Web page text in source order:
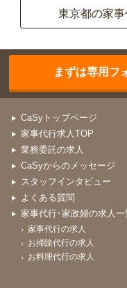
東京都の家
まずは専用フ
CaSyトップページ
家事代行求人TOP
業務委託の求人
CaSyからのメッセージ
スタッフインタビュー
よくある質問
家事代行･家政婦の求人一
家事代行の求人
お掃除代行の求人
お料理代行の求人